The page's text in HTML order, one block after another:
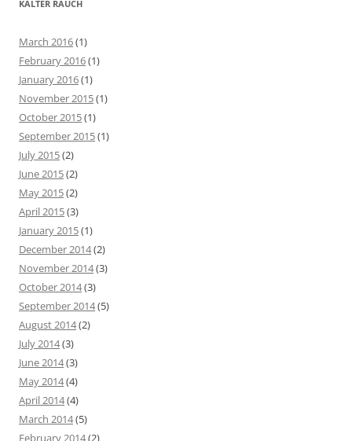
h
f
o
r
:
KALTER RAUCH
March 2016(1)
February 2016(1)
January 2016(1)
November 2015(1)
October 2015(1)
September 2015(1)
July 2015(2)
June 2015(2)
May 2015(2)
April 2015(3)
January 2015(1)
December 2014(2)
November 2014(3)
October 2014(3)
September 2014(5)
August 2014(2)
July 2014(3)
June 2014(3)
May 2014(4)
April 2014(4)
March 2014(5)
February 2014(2)